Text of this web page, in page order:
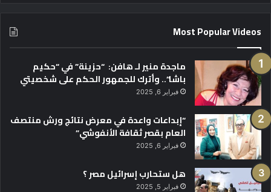
Most Popular Videos
ماجدة منير لـ هافن: “حزينة” في “حكيم
باشا”.. وأترك للجمهور الحكم على شخصيتي
فبراير 6, 2025
“إبداعات واعدة في معرض نتائج ورش منتصف
العام بقصر ثقافة الأنفوشي”
فبراير 6, 2025
هل ستحارب إسرائيل مصر ؟
فبراير 5, 2025